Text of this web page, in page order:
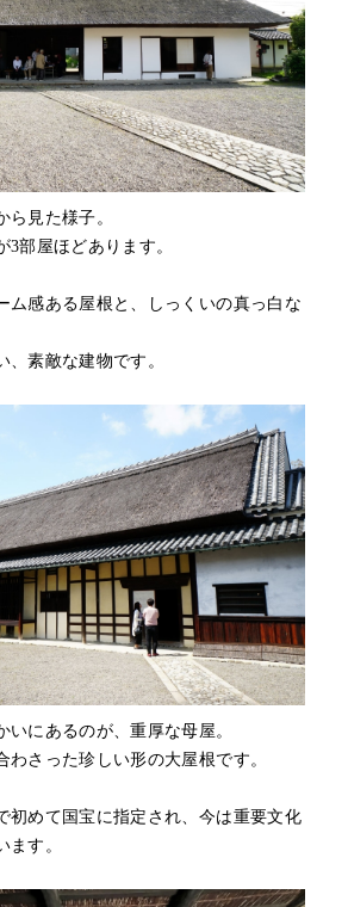
ら見た様子。
3部屋ほどあります。
ム感ある屋根と、しっくいの真っ白な
、素敵な建物です。
いにあるのが、重厚な母屋。
わさった珍しい形の大屋根です。
初めて国宝に指定され、今は重要文化
ます。